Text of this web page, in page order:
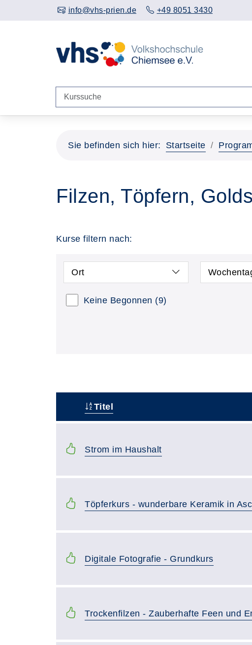
info@vhs-prien.de +49 8051 3430
Sie befinden sich hier: Startseite
Filzen, Töpfern,
Kurse filtern nach:
Ort
Keine Begonnen (9)
Titel
Strom im Haushalt
Töpferkurs - wunderbare Keramik in
Digitale Fotografie - Grundkurs
Trockenfilzen - Zauberhafte Feen und